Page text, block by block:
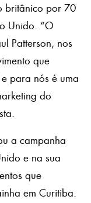
britânico por 70
Unido. “O
Patterson, nos
que
para nós é uma
do
a campanha
e na sua
que
em Curitiba.